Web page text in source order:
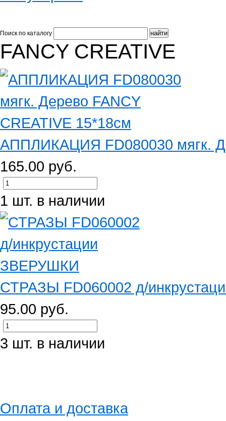
Поиск по каталогу
FANCY CREATIVE
АППЛИКАЦИЯ FD080030 мягк.
165.00 руб.
1 шт. в наличии
СТРАЗЫ FD060002 д/
95.00 руб.
3 шт. в наличии
Оплата и доставка